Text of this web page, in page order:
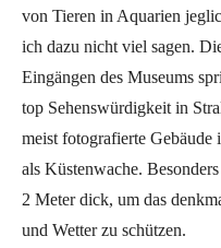
von Tieren in Aquarien
ich dazu nicht viel sagen.
Eingängen des Museums
top Sehenswürdigkeit in
meist fotografierte Gebäude
als Küstenwache.
2 Meter dick, um das
und Wetter zu schützen.